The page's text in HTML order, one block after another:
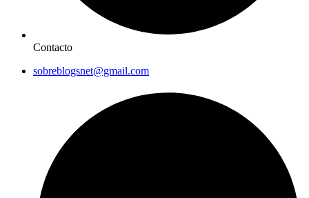
Contacto
sobreblogsnet@gmail.com